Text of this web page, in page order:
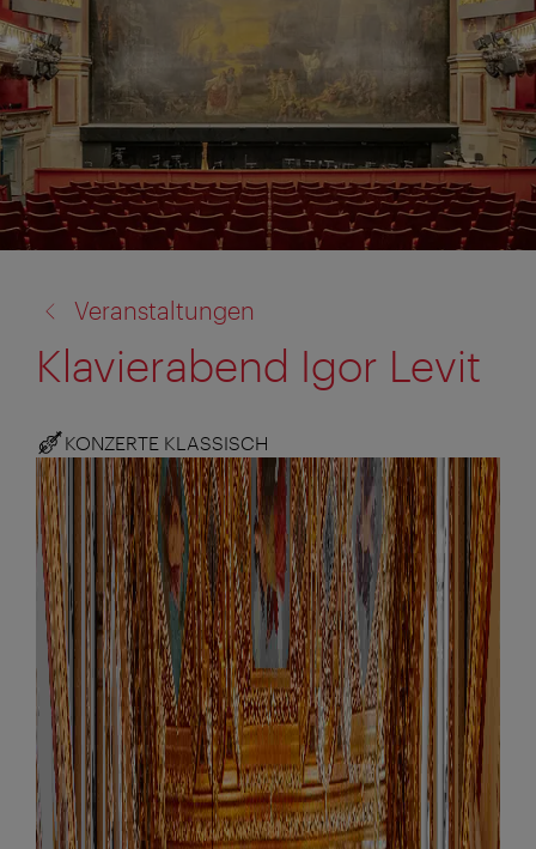
zu:
Veranstaltungen
Klavierabend Igor Levit
KONZERTE KLASSISCH